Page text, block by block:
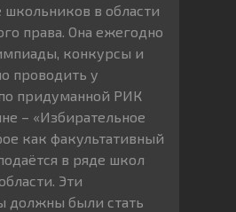
в области
права. Она ежегодно
конкурсы и
проводить у
придуманной РИК
– «Избирательное
как факультативный
в ряде школ
Эти
должны были стать